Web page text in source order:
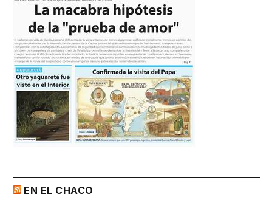
EN EL CHACO